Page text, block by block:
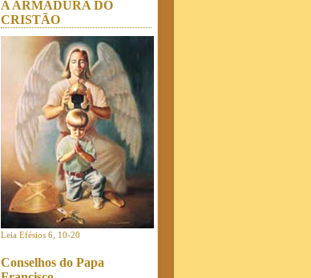
A ARMADURA DO
CRISTÃO
Leia Efésios 6, 10-20
Conselhos do Papa